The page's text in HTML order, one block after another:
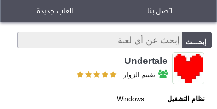
العاب جديدة
اتصل بنا
Undertale
تقييم الزوار
نظام التشغيل
Windows